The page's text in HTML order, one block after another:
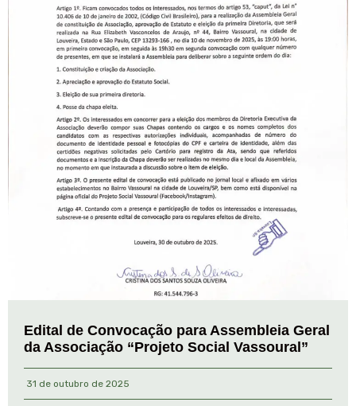
Edital de Convocação para Assembleia Geral
da Associação “Projeto Social Vassoural”
31 de outubro de 2025